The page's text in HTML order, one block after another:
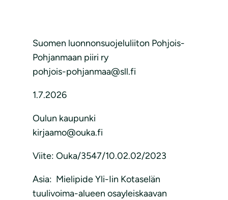
Suomen luonnonsuojeluliiton Pohjois-
Pohjanmaan piiri ry
pohjois-pohjanmaa@sll.fi
1.7.2026
Oulun kaupunki
kirjaamo@ouka.fi
Viite: Ouka/3547/10.02.02/2023
Asia: Mielipide Yli-Iin Kotaselän
tuulivoima-alueen osayleiskaavan